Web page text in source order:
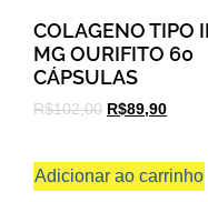
COLAGENO TIPO
MG OURIFITO 60
CÁPSULAS
R$102,00 R$89,90
Adicionar ao carrinho